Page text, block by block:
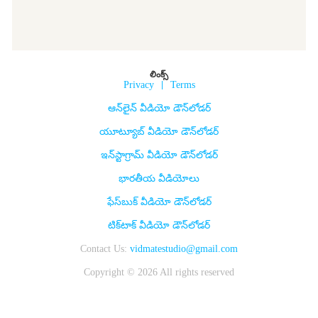
లింక్స్
Privacy | Terms
ఆన్‌లైన్ వీడియో డౌన్‌లోడర్
యూట్యూబ్ వీడియో డౌన్‌లోడర్
ఇన్‌స్టాగ్రామ్ వీడియో డౌన్‌లోడర్
భారతీయ వీడియోలు
ఫేస్‌బుక్ వీడియో డౌన్‌లోడర్
టిక్‌టాక్ వీడియో డౌన్‌లోడర్
Contact Us: vidmatestudio@gmail.com
Copyright © 2026 All rights reserved